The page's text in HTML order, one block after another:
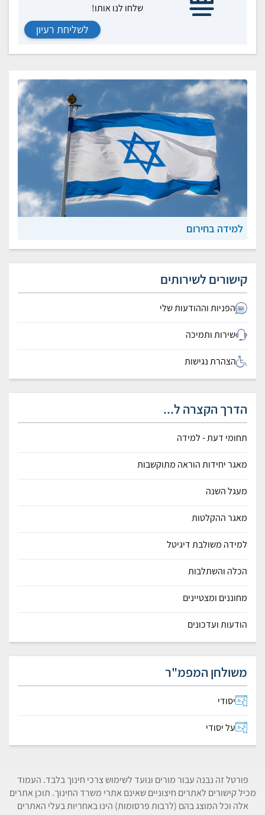
שלחו לנו אותו!
לשליחת רעיון
למידה בחירום
קישורים לשירותים
הפניות וההודעות שלי
שירות ותמיכה
הצהרת נגישות
הדרך הקצרה ל...
תחומי דעת - למידה
מאגר יחידות הוראה מתוקשבות
מעגל השנה
מאגר ההקלטות
למידה משולבת דיגיטל
הכלה והשתלבות
מחוננים ומצטיינים
הודעות ועדכונים
משולחן המפמ"ר
יסודי
על יסודי
פורטל זה נבנה עבור מורים ונועד לשימוש צרכי חינוך בלבד. העמוד
מכיל קישורים לאתרים חיצוניים שאינם אתרי משרד החינוך. תוכן אתרים
אלה וכל המוצג בהם (לרבות פרסומות) הינו באחריות בעלי האתרים